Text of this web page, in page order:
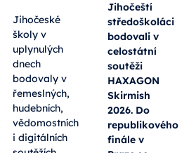
Jihočeské
školy v
uplynulých
dnech
bodovaly v
řemeslných,
hudebních,
vědomostních
i digitálních
Jihočeští
středoškoláci
bodovali v
celostátní
soutěži
HAXAGON
Skirmish
2026. Do
republikového
finále v